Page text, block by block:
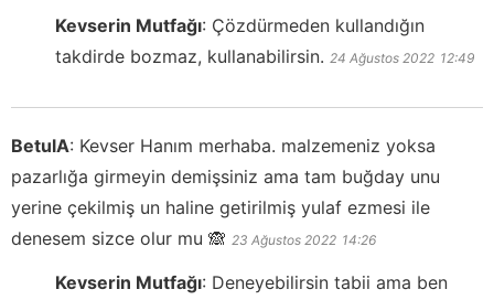
Kevserin Mutfağı: Çözdürmeden kullandığın
takdirde bozmaz, kullanabilirsin. 24 Ağustos 2022 12:49
BetulA: Kevser Hanım merhaba. malzemeniz yoksa
pazarlığa girmeyin demişsiniz ama tam buğday unu
yerine çekilmiş un haline getirilmiş yulaf ezmesi ile
denesem sizce olur mu 🙈 23 Ağustos 2022 14:26
Kevserin Mutfağı: Deneyebilirsin tabii ama ben